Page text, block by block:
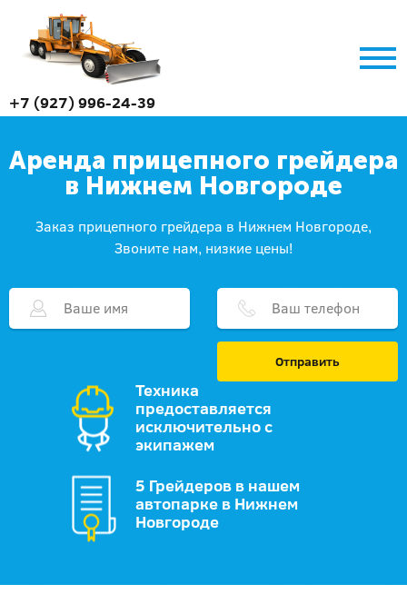
+7 (927) 996-24-39
Аренда прицепного грейдера
в Нижнем Новгороде
Заказ прицепного грейдера в Нижнем Новгороде,
Звоните нам, низкие цены!
Отправить
Техника
предоставляется
исключительно с
экипажем
5 Грейдеров в нашем
автопарке в Нижнем
Новгороде